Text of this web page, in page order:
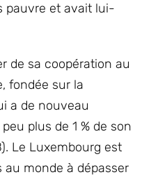
pauvre et avait lui-
de sa coopération au
fondée sur la
a de nouveau
plus de 1 % de son
Le Luxembourg est
au monde à dépasser